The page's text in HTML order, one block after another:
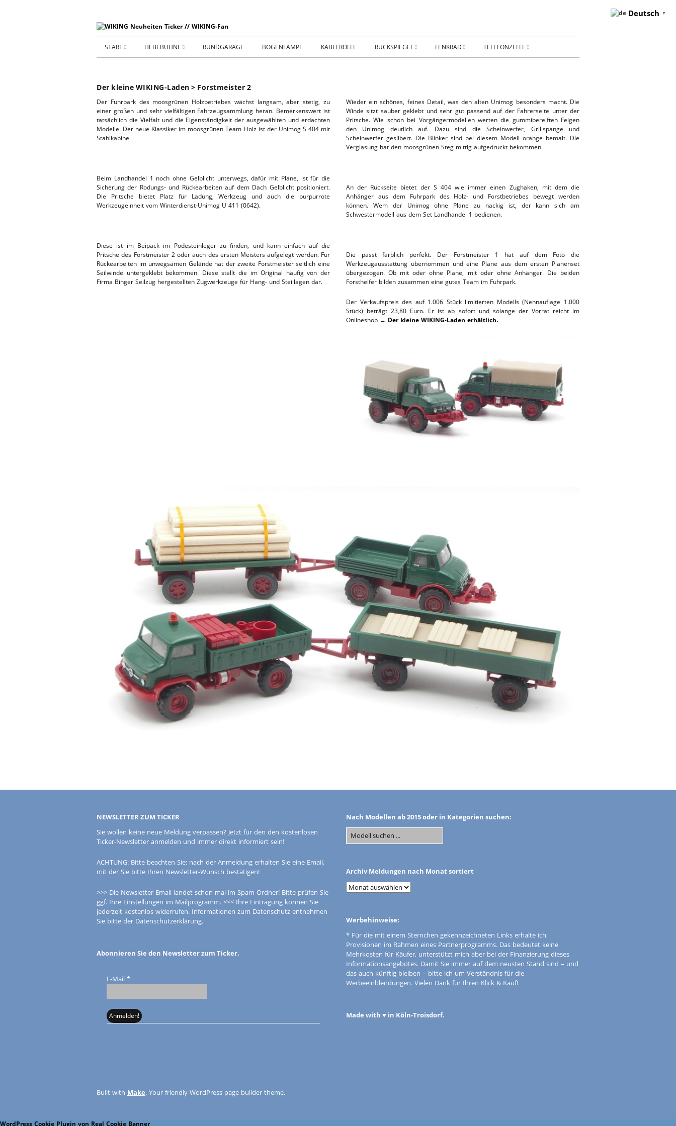
START
SHOP _ Beta SHOP-STARTSEITE
KIESPLATZ
HEBEBÜHNE
HEBEBÜHNE 2024
HEBEBÜHNE 2021
HEBEBÜHNE 2019
HEBEBÜHNE 2018
RUNDGARAGE BOGENLAMPE KABELROLLE RÜCKSPIEGEL
TICKER-RÜCKSPIEGEL
Fan.SHOP – ARCHIV
LENKRAD
WERBUNG
TELEFONZELLE
Einstellungen ändern
Historie der Privatsphäre-
Einstellungen
KONTAKT
Der kleine WIKING-Laden > Forstmeister 2
Der Fuhrpark des moosgrünen Holzbetriebes wächst langsam, aber stetig, zu
einer großen und sehr vielfältigen Fahrzeugsammlung heran. Bemerkenswert ist
tatsächlich die Vielfalt und die Eigenständigkeit der ausgewählten und erdachten
Modelle. Der neue Klassiker im moosgrünen Team Holz ist der Unimog S 404 mit
Stahlkabine.
Beim Landhandel 1 noch ohne Gelblicht unterwegs, dafür mit Plane, ist für die
Sicherung der Rodungs- und Rückearbeiten auf dem Dach Gelblicht positioniert.
Die Pritsche bietet Platz für Ladung, Werkzeug und auch die purpurrote
Werkzeugeinheit vom Winterdienst-Unimog U 411 (0642).
Diese ist im Beipack im Podesteinleger zu finden, und kann einfach auf die
Pritsche des Forstmeister 2 oder auch des ersten Meisters aufgelegt werden. Für
Rückearbeiten im unwegsamen Gelände hat der zweite Forstmeister seitlich eine
Seilwinde untergeklebt bekommen. Diese stellt die im Original häufig von der
Firma Binger Seilzug hergestellten Zugwerkzeuge für Hang- und Steillagen dar.
Wieder ein schönes, feines Detail, was den alten Unimog besonders macht. Die
Winde sitzt sauber geklebt und sehr gut passend auf der Fahrerseite unter der
Pritsche. Wie schon bei Vorgängermodellen werten die gummibereiften Felgen
den Unimog deutlich auf. Dazu sind die Scheinwerfer, Grillspange und
Scheinwerfer gesilbert. Die Blinker sind bei diesem Modell orange bemalt. Die
Verglasung hat den moosgrünen Steg mittig aufgedruckt bekommen.
An der Rückseite bietet der S 404 wie immer einen Zughaken, mit dem die
Anhänger aus dem Fuhrpark des Holz- und Forstbetriebes bewegt werden
können. Wem der Unimog ohne Plane zu nackig ist, der kann sich am
Schwestermodell aus dem Set Landhandel 1 bedienen.
Die passt farblich perfekt. Der Forstmeister 1 hat auf dem Foto die
Werkzeugausstattung übernommen und eine Plane aus dem ersten Planenset
übergezogen. Ob mit oder ohne Plane, mit oder ohne Anhänger. Die beiden
Forsthelfer bilden zusammen eine gutes Team im Fuhrpark.
Der Verkaufspreis des auf 1.006 Stück limitierten Modells (Nennauflage 1.000
Stück) beträgt 23,80 Euro. Er ist ab sofort und solange der Vorrat reicht im
Onlineshop → Der kleine WIKING-Laden erhältlich.
NEWSLETTER ZUM TICKER
Sie wollen keine neue Meldung verpassen? Jetzt für den den kostenlosen
Ticker-Newsletter anmelden und immer direkt informiert sein!
ACHTUNG: Bitte beachten Sie: nach der Anmeldung erhalten Sie eine Email,
mit der Sie bitte Ihren Newsletter-Wunsch bestätigen!
>>> Die Newsletter-Email landet schon mal im Spam-Ordner! Bitte prüfen Sie
ggf. Ihre Einstellungen im Mailprogramm. <<< Ihre Eintragung können Sie
jederzeit kostenlos widerrufen. Informationen zum Datenschutz entnehmen
Sie bitte der Datenschutzerklärung.
Abonnieren Sie den Newsletter zum Ticker.
E-Mail *
Nach Modellen ab 2015 oder in Kategorien suchen:
Archiv Meldungen nach Monat sortiert
Werbehinweise:
* Für die mit einem Sternchen gekennzeichneten Links erhalte ich
Provisionen im Rahmen eines Partnerprogramms. Das bedeutet keine
Mehrkosten für Käufer, unterstützt mich aber bei der Finanzierung dieses
Informationsangebotes. Damit Sie immer auf dem neusten Stand sind – und
das auch künftig bleiben – bitte ich um Verständnis für die
Werbeeinblendungen. Vielen Dank für Ihren Klick & Kauf!
Made with ♥ in Köln-Troisdorf.
Built with Make. Your friendly WordPress page builder theme.
Deutsch ▼
WordPress Cookie Plugin von Real Cookie Banner